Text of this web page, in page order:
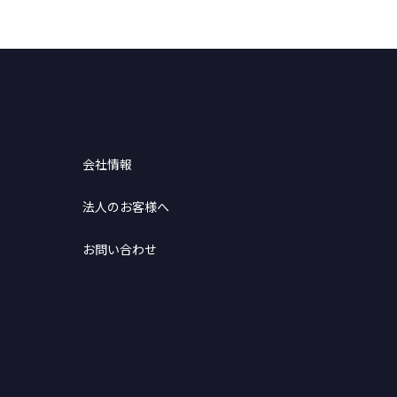
会社情報
法人のお客様へ
お問い合わせ